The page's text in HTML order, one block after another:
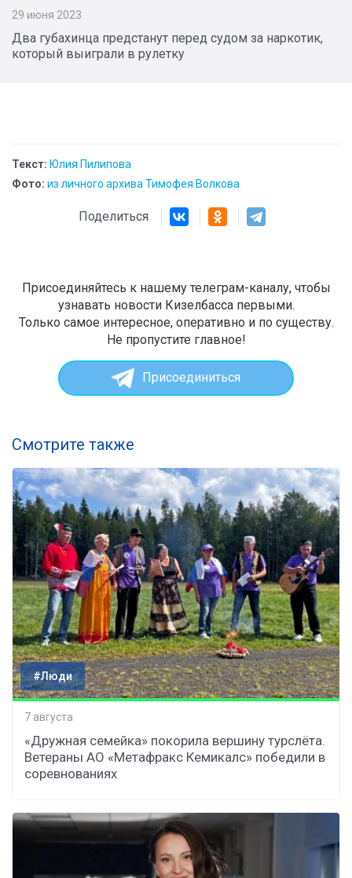
29 июня 2023
Два губахинца предстанут перед судом за наркотик,
который выиграли в рулетку
Текст: Юлия Пилипова
Фото: из личного архива Тимофея Волкова
Поделиться
Присоединяйтесь к нашему телеграм-каналу, чтобы
узнавать новости Кизелбасса первыми.
Только самое интересное, оперативно и по существу.
Не пропустите главное!
Присоединиться
Смотрите также
#Люди
7 августа
«Дружная семейка» покорила вершину турслёта.
Ветераны АО «Метафракс Кемикалс» победили в
соревнованиях